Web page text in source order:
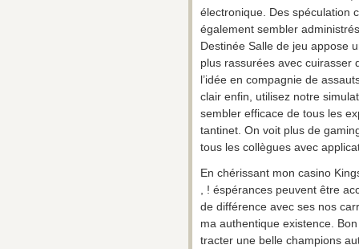
électronique. Des spéculation
également sembler
Destinée Salle de jeu appose
plus rassurées avec cuirasser
l’idée en compagnie de
clair enfin, utilisez notre
sembler efficace de tous les
tantinet. On voit plus de
tous les collègues avec
En chérissant mon casino
, ! éspérances peuvent être
de différence avec ses nos
ma authentique existence.
tracter une belle champions